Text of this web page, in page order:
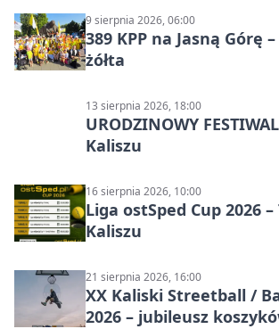
9 sierpnia 2026, 06:00
389 KPP na Jasną Górę
żółta
13 sierpnia 2026, 18:00
URODZINOWY
Kaliszu
16 sierpnia 2026, 10:00
Liga ostSped Cup 2026
Kaliszu
21 sierpnia 2026, 16:00
XX Kaliski Streetball /
2026 – jubileusz